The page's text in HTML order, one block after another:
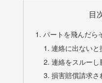
目
パートを飛んだら
連絡に出ない
連絡をスルーし
損害賠償請求